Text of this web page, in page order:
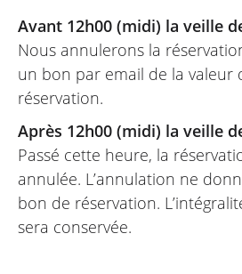
Avant 12h00 (midi) la veille
Nous annulerons la
un bon par email de la valeur
réservation.
Après 12h00 (midi) la veille
Passé cette heure, la
annulée. L’annulation ne
bon de réservation.
sera conservée.